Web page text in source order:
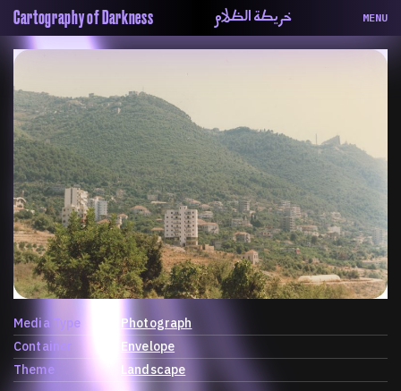
Cartography of Darkness خريطة الظلام MENU
About
ماهيتنا
Periodical
Repository
Contributors
المساهمين
Colophon
التختيم
Media Type
Photograph
Container
Envelope
Theme
Landscape